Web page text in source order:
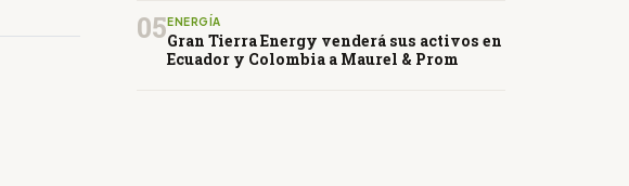
05 ENERGÍA
Gran Tierra Energy venderá sus activos en
Ecuador y Colombia a Maurel & Prom